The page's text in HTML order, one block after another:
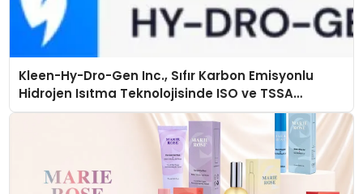
Kleen-Hy-Dro-Gen Inc., Sıfır Karbon Emisyonlu
Hidrojen Isıtma Teknolojisinde ISO ve TSSA
Düzenleyici Onaylarını Aldı